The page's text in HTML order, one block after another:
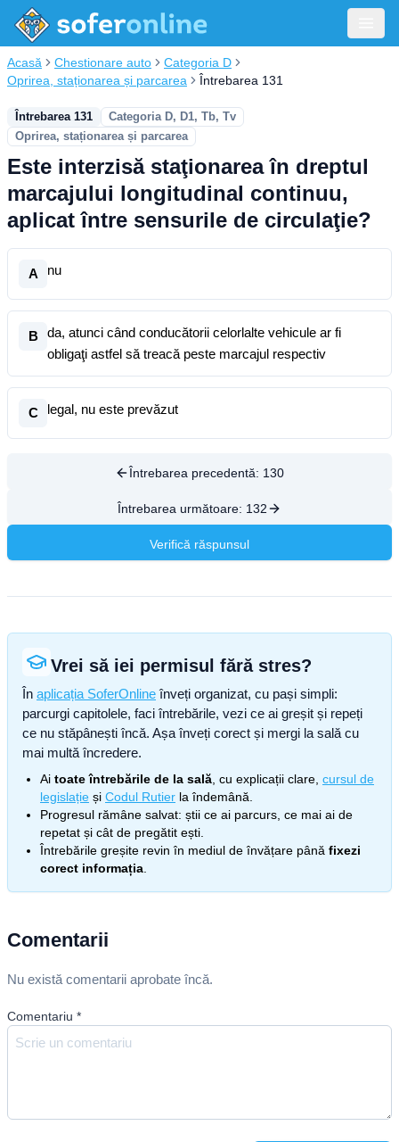
Acasă Chestionare auto
Categoria D
Oprirea, staționarea și parcarea
Întrebarea 131
Întrebarea 131
Categoria D, D1, Tb, Tv
Oprirea, staționarea și parcarea
Este interzisă staţionarea în dreptul
marcajului longitudinal continuu,
aplicat între sensurile de circulaţie?
A nu
B
da, atunci când conducătorii celorlalte vehicule ar fi
obligaţi astfel să treacă peste marcajul respectiv
C legal, nu este prevăzut
Întrebarea precedentă: 130
Întrebarea următoare: 132
Verifică răspunsul
Vrei să iei permisul fără stres?
În aplicația SoferOnline înveți organizat, cu pași simpli:
parcurgi capitolele, faci întrebările, vezi ce ai greșit și repeți
ce nu stăpânești încă. Așa înveți corect și mergi la sală cu
mai multă încredere.
Ai toate întrebările de la sală , cu explicații clare, cursul de
legislație și Codul Rutier la îndemână.
Progresul rămâne salvat: știi ce ai parcurs, ce mai ai de
repetat și cât de pregătit ești.
Întrebările greșite revin în mediul de învățare până fixezi
corect informația
Comentarii
Nu există comentarii aprobate încă.
Comentariu *